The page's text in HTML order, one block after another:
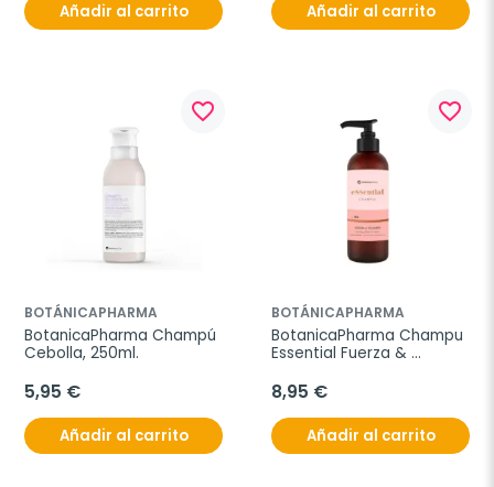
Añadir al carrito Añadir al carrito
favorite_border
BOTÁNICAPHARMA
BotanicaPharma Champú
Cebolla, 250ml.
5,95 €
Añadir al carrito
favorite_border
BOTÁNICAPHARMA
BotanicaPharma Champu
Essential Fuerza &
8,95 €
Añadir al carrito